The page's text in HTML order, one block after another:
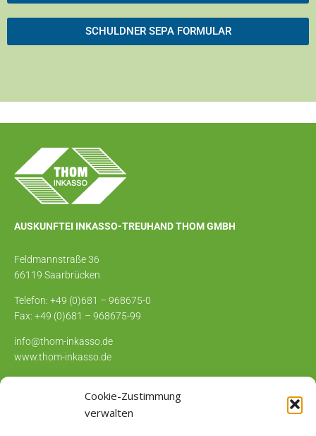
Cookie-Zustimmung
verwalten
SCHULDNER SEPA FORMULAR
AUSKUNFTEI INKASSO-TREUHAND THOM GMBH
Feldmannstraße 36
66119 Saarbrücken
Telefon: +49 (0)681 – 968675-0
Fax: +49 (0)681 – 968675-99
info@thom-inkasso.de
www.thom-inkasso.de